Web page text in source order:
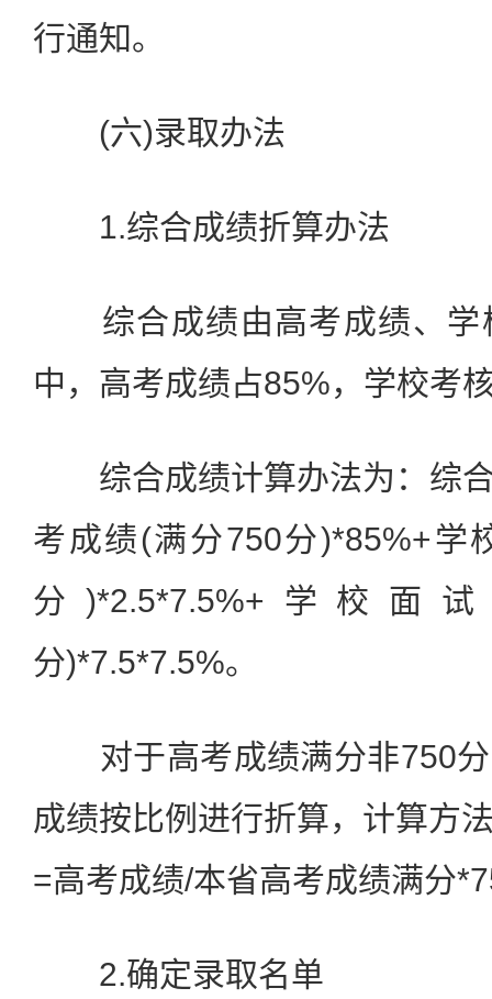
行通知。
(六)录取办法
1.综合成绩折算办法
综合成绩由高考成绩、学
中，高考成绩占85%，学校考
综合成绩计算办法为：综合
考成绩(满分750分)*85%+学
分)*2.5*7.5%+学校面
分)*7.5*7.5%。
对于高考成绩满分非750分
成绩按比例进行折算，计算方
=高考成绩/本省高考成绩满分
2.确定录取名单